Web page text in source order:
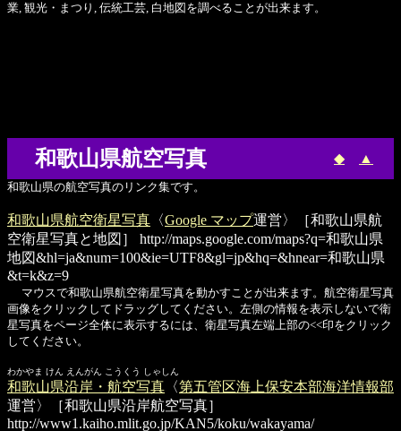
業, 観光・まつり, 伝統工芸, 白地図を調べることが出来ます。
和歌山県航空写真 ◆ ▲
和歌山県の航空写真のリンク集です。
和歌山県航空衛星写真 〈Google マップ運営〉［和歌山県航
空衛星写真と地図］
http://maps.google.com/maps?q=和歌山県
地図&hl=ja&num=100&ie=UTF8&gl=jp&hq=&hnear=和歌山県
&t=k&z=9
マウスで和歌山県航空衛星写真を動かすことが出来ます。航空衛星写真
画像をクリックしてドラッグしてください。左側の情報を表示しないで衛
星写真をページ全体に表示するには、衛星写真左端上部の<<印をクリック
してください。
わかやま けん えんがん こうくう しゃしん
和歌山県沿岸・航空写真 〈第五管区海上保安本部海洋情報部
運営〉［和歌山県沿岸航空写真］
http://www1.kaiho.mlit.go.jp/KAN5/koku/wakayama/